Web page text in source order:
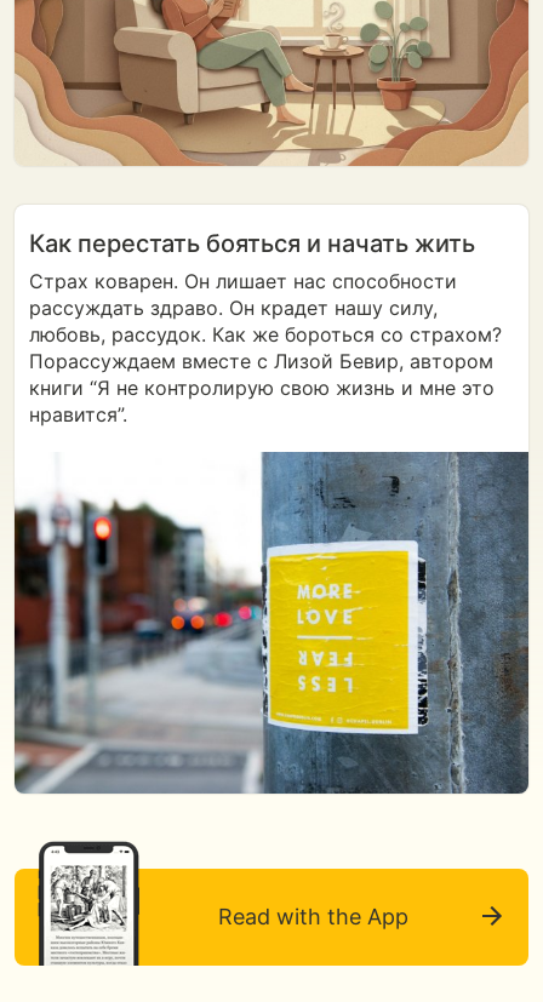
Как перестать бояться и начать жить
Страх коварен. Он лишает нас способности
рассуждать здраво. Он крадет нашу силу,
любовь, рассудок. Как же бороться со страхом?
Порассуждаем вместе с Лизой Бевир, автором
книги “Я не контролирую свою жизнь и мне это
нравится”.
Read with the App